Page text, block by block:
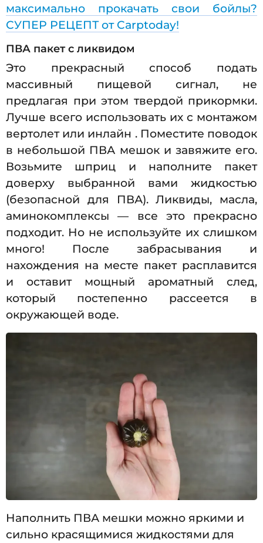
максимально прокачать свои бойлы?
СУПЕР РЕЦЕПТ от Carptoday!
ПВА пакет с ликвидом
Это прекрасный способ подать
массивный пищевой сигнал, не
предлагая при этом твердой прикормки.
Лучше всего использовать их с монтажом
вертолет или инлайн . Поместите поводок
в небольшой ПВА мешок и завяжите его.
Возьмите шприц и наполните пакет
доверху выбранной вами жидкостью
(безопасной для ПВА). Ликвиды, масла,
аминокомплексы — все это прекрасно
подходит. Но не используйте их слишком
много! После забрасывания и
нахождения на месте пакет расплавится
и оставит мощный ароматный след,
который постепенно рассеется в
окружающей воде.
Наполнить ПВА мешки можно яркими и
сильно красящимися жидкостями для